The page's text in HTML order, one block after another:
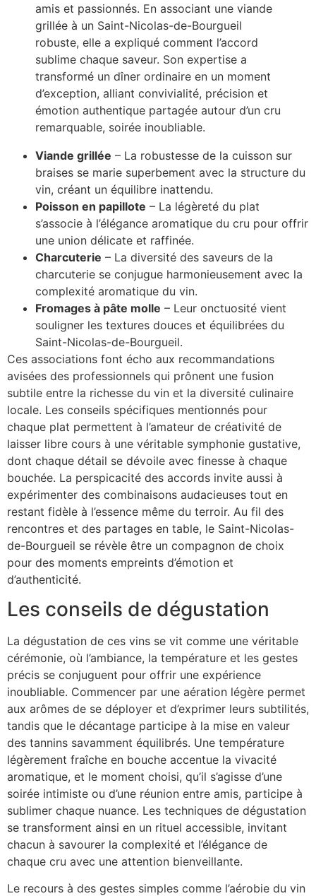
amis et passionnés. En associant une viande
grillée à un Saint-Nicolas-de-Bourgueil
robuste, elle a expliqué comment l’accord
sublime chaque saveur. Son expertise a
transformé un dîner ordinaire en un moment
d’exception, alliant convivialité, précision et
émotion authentique partagée autour d’un cru
remarquable, soirée inoubliable.
Viande grillée – La robustesse de la cuisson sur
braises se marie superbement avec la structure du
vin, créant un équilibre inattendu.
Poisson en papillote – La légèreté du plat
s’associe à l’élégance aromatique du cru pour offrir
une union délicate et raffinée.
Charcuterie – La diversité des saveurs de la
charcuterie se conjugue harmonieusement avec la
complexité aromatique du vin.
Fromages à pâte molle – Leur onctuosité vient
souligner les textures douces et équilibrées du
Saint-Nicolas-de-Bourgueil.
Ces associations font écho aux recommandations
avisées des professionnels qui prônent une fusion
subtile entre la richesse du vin et la diversité culinaire
locale. Les conseils spécifiques mentionnés pour
chaque plat permettent à l’amateur de créativité de
laisser libre cours à une véritable symphonie gustative,
dont chaque détail se dévoile avec finesse à chaque
bouchée. La perspicacité des accords invite aussi à
expérimenter des combinaisons audacieuses tout en
restant fidèle à l’essence même du terroir. Au fil des
rencontres et des partages en table, le Saint-Nicolas-
de-Bourgueil se révèle être un compagnon de choix
pour des moments empreints d’émotion et
d’authenticité.
Les conseils de dégustation
La dégustation de ces vins se vit comme une véritable
cérémonie, où l’ambiance, la température et les gestes
précis se conjuguent pour offrir une expérience
inoubliable. Commencer par une aération légère permet
aux arômes de se déployer et d’exprimer leurs subtilités,
tandis que le décantage participe à la mise en valeur
des tannins savamment équilibrés. Une température
légèrement fraîche en bouche accentue la vivacité
aromatique, et le moment choisi, qu’il s’agisse d’une
soirée intimiste ou d’une réunion entre amis, participe à
sublimer chaque nuance. Les techniques de dégustation
se transforment ainsi en un rituel accessible, invitant
chacun à savourer la complexité et l’élégance de
chaque cru avec une attention bienveillante.
Le recours à des gestes simples comme l’aérobie du vin